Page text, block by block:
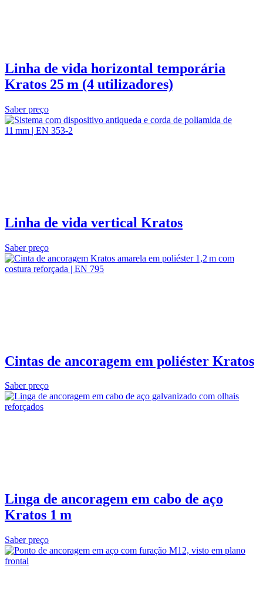
Linha de vida horizontal temporária
Kratos 25 m (4 utilizadores)
Saber preço
Linha de vida vertical Kratos
Saber preço
Cintas de ancoragem em poliéster Kratos
Saber preço
Linga de ancoragem em cabo de aço
Kratos 1 m
Saber preço